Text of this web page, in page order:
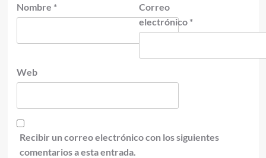
Nombre *
Correo
electrónico *
Web
Recibir un correo electrónico con los siguientes
comentarios a esta entrada.